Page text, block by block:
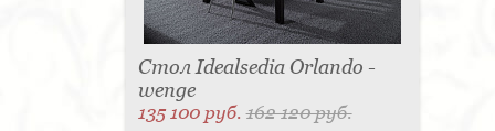
Стол Idealsedia Orlando -
wenge
135 100 руб.162 120 руб.